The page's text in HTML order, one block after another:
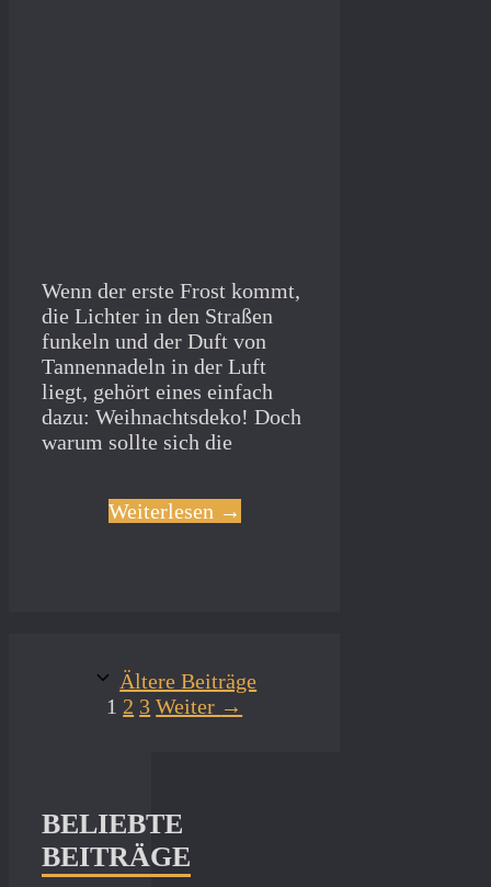
Wenn der erste Frost kommt,
die Lichter in den Straßen
funkeln und der Duft von
Tannennadeln in der Luft
liegt, gehört eines einfach
dazu: Weihnachtsdeko! Doch
warum sollte sich die
Weiterlesen →
Ältere Beiträge
Seite
1 Seite
2 Seite
3 Weiter →
BELIEBTE
BEITRÄGE